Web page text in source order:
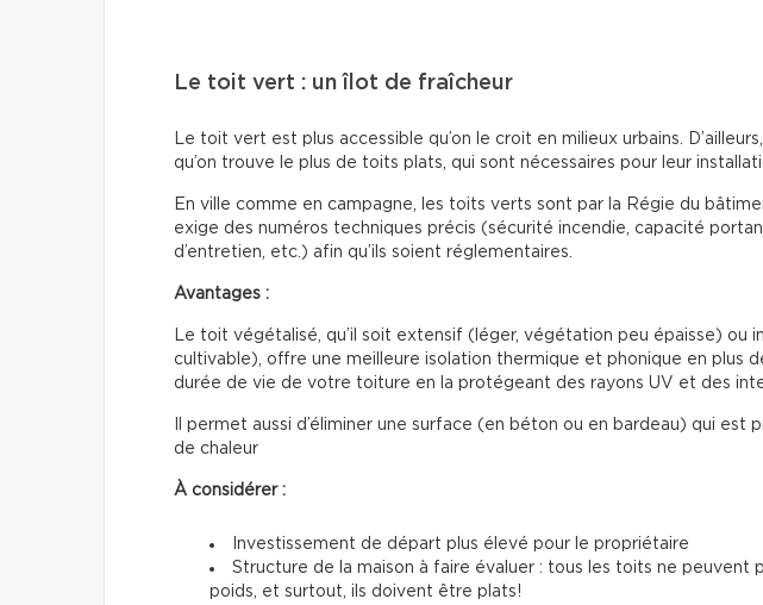
Le toit vert : un îlot de fraîcheur
Le toit vert est plus accessible qu’on le croit en milieux urbains.
qu’on trouve le plus de toits plats, qui sont nécessaires pour leur
En ville comme en campagne, les toits verts sont par la Régie du
exige des numéros techniques précis (sécurité incendie, capacité
d’entretien, etc.) afin qu’ils soient réglementaires.
Avantages :
Le toit végétalisé, qu’il soit extensif (léger, végétation peu épaisse) ou
cultivable), offre une meilleure isolation thermique et phonique en plus
durée de vie de votre toiture en la protégeant des rayons UV et des
Il permet aussi d’éliminer une surface (en béton ou en bardeau) qui est
de chaleur
À considérer :
Investissement de départ plus élevé pour le propriétaire
Structure de la maison à faire évaluer : tous les toits ne peuvent
poids, et surtout, ils doivent être plats!